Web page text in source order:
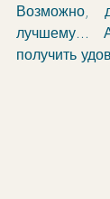
Возможно,
лучшему...
получить